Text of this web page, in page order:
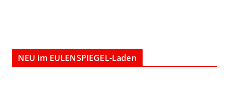
NEU im EULENSPIEGEL-Laden